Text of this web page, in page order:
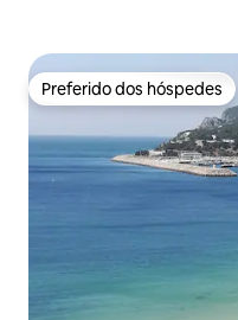
Preferido dos hóspedes
Preferido dos hóspedes